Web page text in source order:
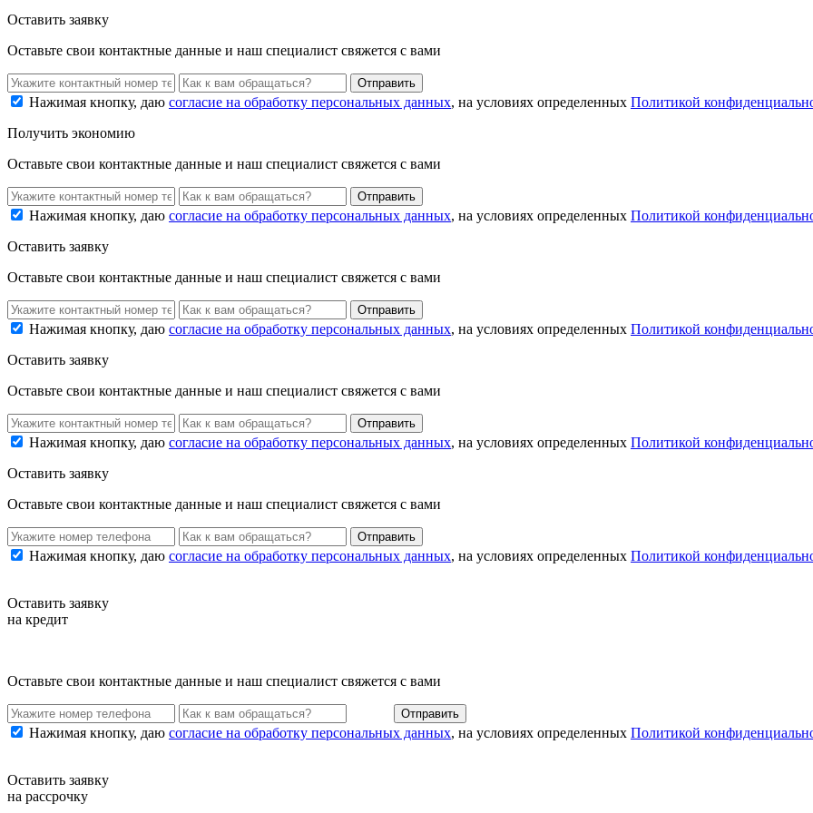
Оставить заявку
Оставьте свои контактные данные и наш специалист свяжется с вами
Нажимая кнопку, даю согласие на обработку персональных данных, на условиях определенных Политикой
Получить экономию
Оставьте свои контактные данные и наш специалист свяжется с вами
Нажимая кнопку, даю согласие на обработку персональных данных, на условиях определенных Политикой
Оставить заявку
Оставьте свои контактные данные и наш специалист свяжется с вами
Нажимая кнопку, даю согласие на обработку персональных данных, на условиях определенных Политикой
Оставить заявку
Оставьте свои контактные данные и наш специалист свяжется с вами
Нажимая кнопку, даю согласие на обработку персональных данных, на условиях определенных Политикой
Оставить заявку
Оставьте свои контактные данные и наш специалист свяжется с вами
Нажимая кнопку, даю согласие на обработку персональных данных, на условиях определенных Политикой
Оставить заявку
на кредит
Оставьте свои контактные данные и наш специалист свяжется с вами
Нажимая кнопку, даю согласие на обработку персональных данных, на условиях определенных Политикой
Оставить заявку
на рассрочку